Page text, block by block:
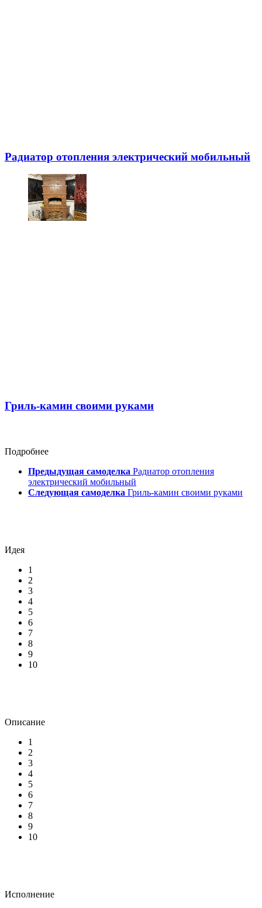
Радиатор отопления электрический мобильный
Гриль-камин своими руками
Подробнее
Предыдущая самоделка Радиатор отопления
электрический мобильный
Следующая самоделка Гриль-камин своими руками
Идея
1
2
3
4
5
6
7
8
9
10
Описание
1
2
3
4
5
6
7
8
9
10
Исполнение